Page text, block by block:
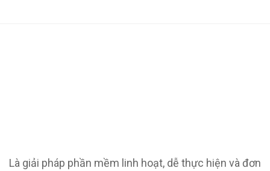
Là giải pháp phần mềm linh hoạt, dễ thực hiện và đơn